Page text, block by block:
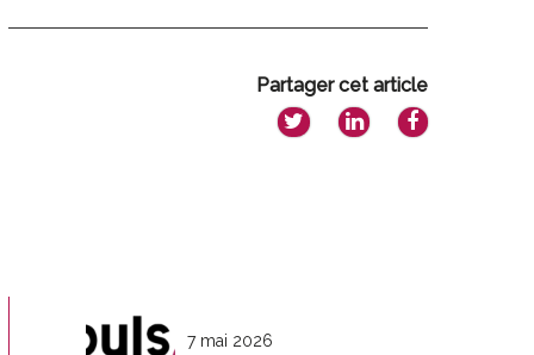
Partager cet article
7 mai 2026